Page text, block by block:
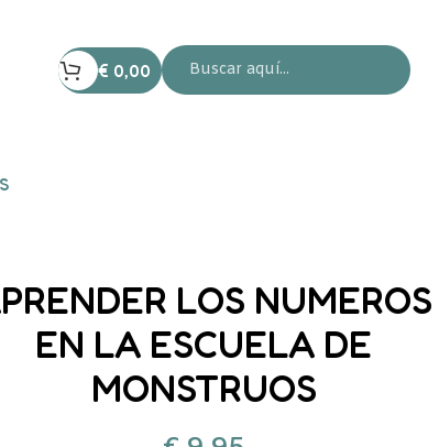
€ 0,00
LOS NUMEROS
EN LA ESCUELA DE
MONSTRUOS